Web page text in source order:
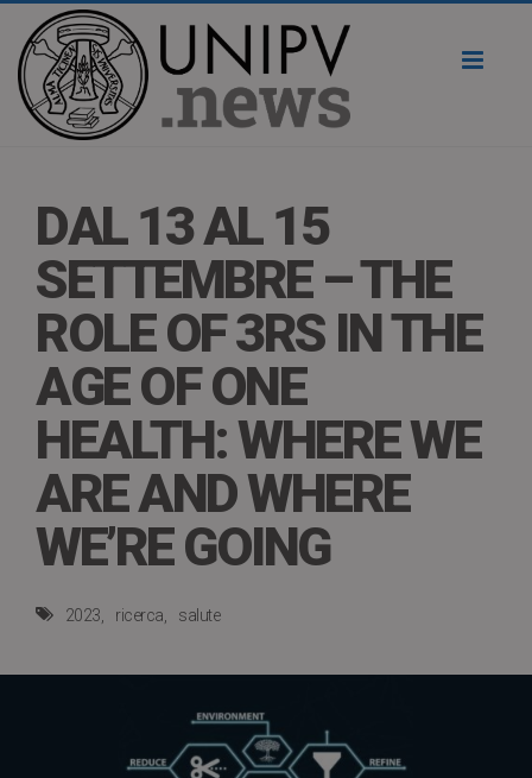
DAL 13 AL 15
SETTEMBRE – THE
ROLE OF 3RS IN THE
AGE OF ONE
HEALTH: WHERE WE
ARE AND WHERE
WE’RE GOING
2023 ricerca salute